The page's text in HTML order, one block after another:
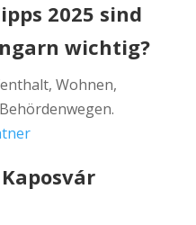
2025 sind
wichtig?
Wohnen,